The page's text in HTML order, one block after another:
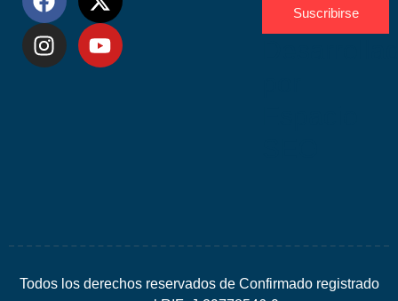
Suscribirse
Todos los derechos reservados de Confirmado registrado